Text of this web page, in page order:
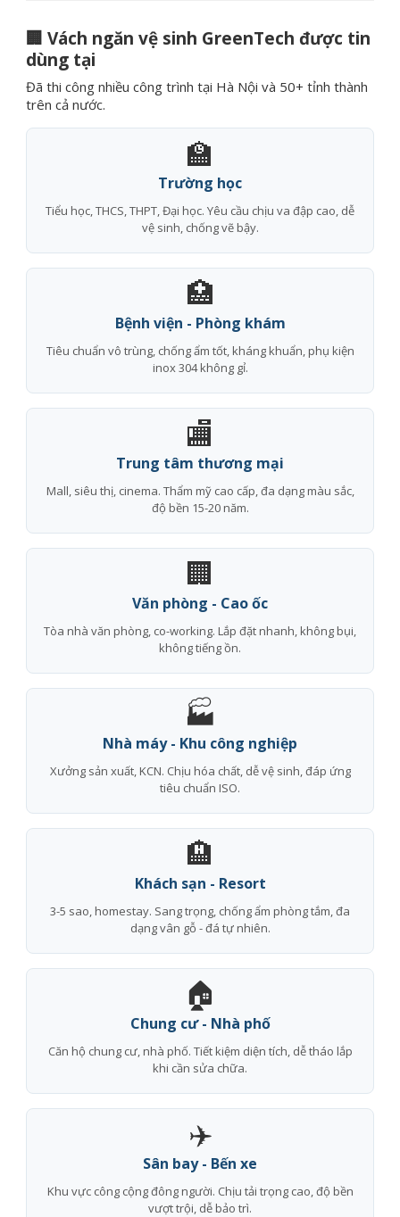
🏢 Vách ngăn vệ sinh GreenTech được tin
dùng tại
Đã thi công nhiều công trình tại Hà Nội và 50+ tỉnh thành
trên cả nước.
🏫
Trường học
Tiểu học, THCS, THPT, Đại học. Yêu cầu chịu va đập cao, dễ
vệ sinh, chống vẽ bậy.
🏥
Bệnh viện - Phòng khám
Tiêu chuẩn vô trùng, chống ẩm tốt, kháng khuẩn, phụ kiện
inox 304 không gỉ.
🏬
Trung tâm thương mại
Mall, siêu thị, cinema. Thẩm mỹ cao cấp, đa dạng màu sắc,
độ bền 15-20 năm.
🏢
Văn phòng - Cao ốc
Tòa nhà văn phòng, co-working. Lắp đặt nhanh, không bụi,
không tiếng ồn.
🏭
Nhà máy - Khu công nghiệp
Xưởng sản xuất, KCN. Chịu hóa chất, dễ vệ sinh, đáp ứng
tiêu chuẩn ISO.
🏨
Khách sạn - Resort
3-5 sao, homestay. Sang trọng, chống ẩm phòng tắm, đa
dạng vân gỗ - đá tự nhiên.
🏠
Chung cư - Nhà phố
Căn hộ chung cư, nhà phố. Tiết kiệm diện tích, dễ tháo lắp
khi cần sửa chữa.
✈️
Sân bay - Bến xe
Khu vực công cộng đông người. Chịu tải trọng cao, độ bền
vượt trội, dễ bảo trì.